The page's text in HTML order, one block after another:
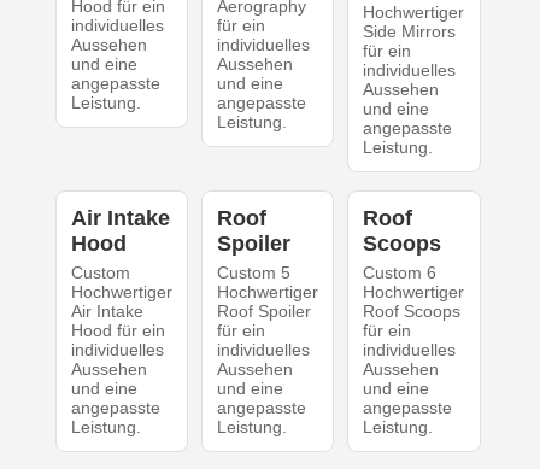
Hood für ein
individuelles
Aussehen
und eine
angepasste
Leistung.
Aerography
für ein
individuelles
Aussehen
und eine
angepasste
Leistung.
Hochwertiger
Side Mirrors
für ein
individuelles
Aussehen
und eine
angepasste
Leistung.
Air Intake
Hood
Custom
Hochwertiger
Air Intake
Hood für ein
individuelles
Aussehen
und eine
angepasste
Leistung.
Roof
Spoiler
Custom 5
Hochwertiger
Roof Spoiler
für ein
individuelles
Aussehen
und eine
angepasste
Leistung.
Roof
Scoops
Custom 6
Hochwertiger
Roof Scoops
für ein
individuelles
Aussehen
und eine
angepasste
Leistung.